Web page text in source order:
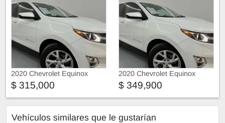
2020 Chevrolet Equinox
$ 315,000
2020 Chevrolet Equinox
$ 349,900
Vehículos similares que le gustarían